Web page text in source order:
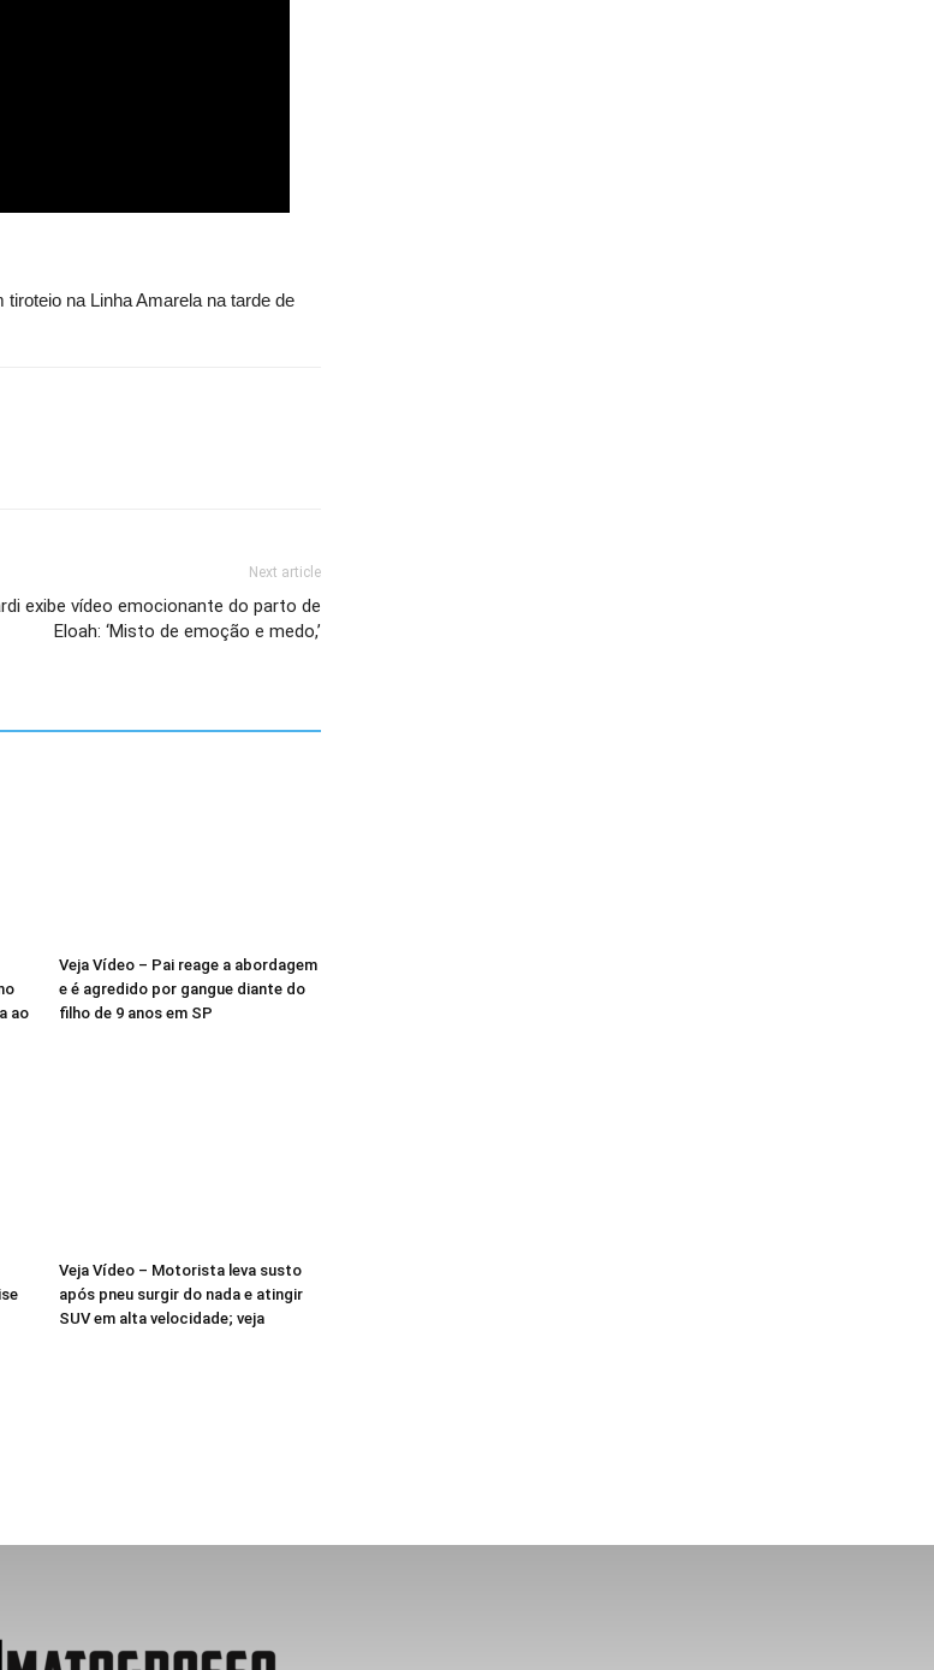
na Linha Amarela na tarde de
Next article
exibe vídeo emocionante do parto de
Eloah: ‘Misto de emoção e medo,’
ao
Veja Vídeo – Pai reage a abordagem
e é agredido por gangue diante do
filho de 9 anos em SP
Veja Vídeo – Motorista leva susto
após pneu surgir do nada e atingir
SUV em alta velocidade; veja